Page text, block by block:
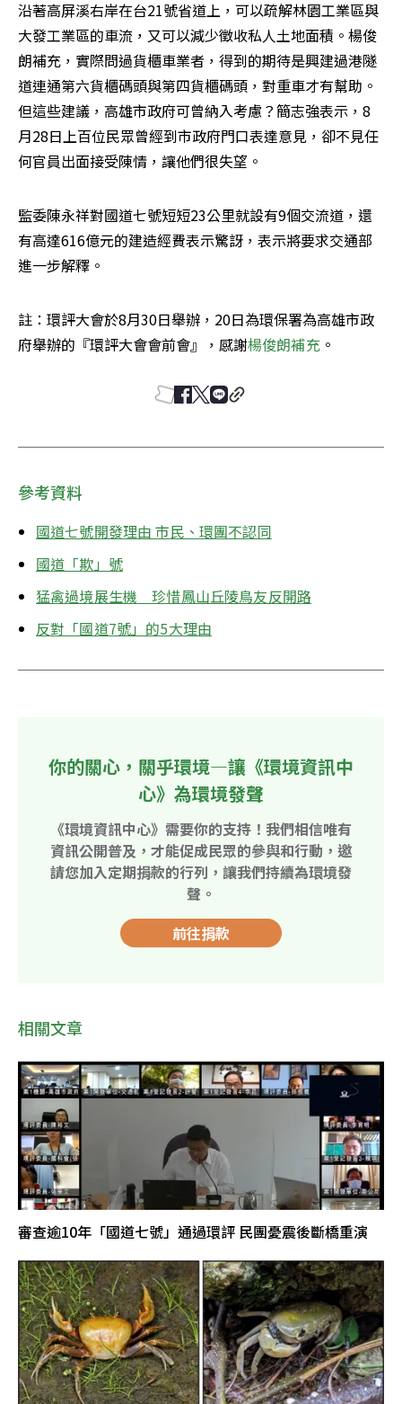
沿著高屏溪右岸在台21號省道上，可以疏解林園工業區與
大發工業區的車流，又可以減少徵收私人土地面積。楊俊
朗補充，實際問過貨櫃車業者，得到的期待是興建過港隧
道連通第六貨櫃碼頭與第四貨櫃碼頭，對重車才有幫助。
但這些建議，高雄市政府可曾納入考慮？簡志強表示，8
月28日上百位民眾曾經到市政府門口表達意見，卻不見任
何官員出面接受陳情，讓他們很失望。
監委陳永祥對國道七號短短23公里就設有9個交流道，還
有高達616億元的建造經費表示驚訝，表示將要求交通部
進一步解釋。
註：環評大會於8月30日舉辦，20日為環保署為高雄市政
府舉辦的『環評大會會前會』，感謝楊俊朗補充。
參考資料
國道七號開發理由 市民、環團不認同
國道「欺」號
猛禽過境展生機　珍惜鳳山丘陵鳥友反開路
反對「國道7號」的5大理由
你的關心，關乎環境—讓《環境資訊中
心》為環境發聲
《環境資訊中心》需要你的支持！我們相信唯有
資訊公開普及，才能促成民眾的參與和行動，邀
請您加入定期捐款的行列，讓我們持續為環境發
聲。
前往捐款
相關文章
審查逾10年「國道七號」通過環評 民團憂震後斷橋重演